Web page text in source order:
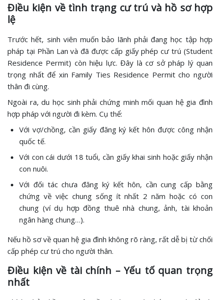
Điều kiện về tình trạng cư trú và hồ sơ hợp
lệ
Trước hết, sinh viên muốn bảo lãnh phải đang học tập hợp
pháp tại Phần Lan và đã được cấp giấy phép cư trú (Student
Residence Permit) còn hiệu lực. Đây là cơ sở pháp lý quan
trọng nhất để xin Family Ties Residence Permit cho người
thân đi cùng.
Ngoài ra, du học sinh phải chứng minh mối quan hệ gia đình
hợp pháp với người đi kèm. Cụ thể:
Với vợ/chồng, cần giấy đăng ký kết hôn được công nhận
quốc tế.
Với con cái dưới 18 tuổi, cần giấy khai sinh hoặc giấy nhận
con nuôi.
Với đối tác chưa đăng ký kết hôn, cần cung cấp bằng
chứng về việc chung sống ít nhất 2 năm hoặc có con
chung (ví dụ hợp đồng thuê nhà chung, ảnh, tài khoản
ngân hàng chung…).
Nếu hồ sơ về quan hệ gia đình không rõ ràng, rất dễ bị từ chối
cấp phép cư trú cho người thân.
Điều kiện về tài chính – Yếu tố quan trọng
nhất